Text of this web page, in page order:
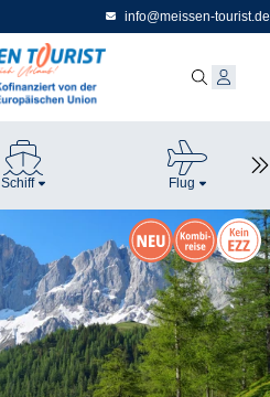
info@meissen-tourist.de
Schiff Flug